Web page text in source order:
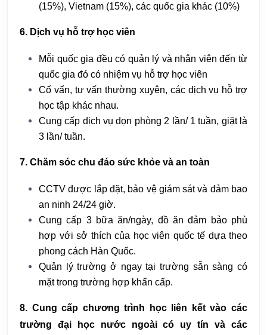
(15%), Vietnam (15%), các quốc gia khác (10%)
6. Dịch vụ hỗ trợ học viên
Mỗi quốc gia đều có quản lý và nhân viên đến từ
quốc gia đó có nhiệm vụ hỗ trợ học viên
Cố vấn, tư vấn thường xuyên, các dịch vụ hỗ trợ
học tập khác nhau.
Cung cấp dịch vụ dọn phòng 2 lần/ 1 tuần, giặt là
3 lần/ tuần.
7. Chăm sóc chu đáo sức khỏe và an toàn
CCTV được lắp đặt, bảo vệ giám sát và đảm bao
an ninh 24/24 giờ.
Cung cấp 3 bữa ăn/ngày, đồ ăn đảm bảo phù
hợp với sở thích của học viên quốc tế dựa theo
phong cách Hàn Quốc.
Quản lý trường ở ngay tại trường sẵn sàng có
mặt trong trường hợp khẩn cấp.
8. Cung cấp chương trình học liên kết vào các
trường đại học nước ngoài có uy tín và các